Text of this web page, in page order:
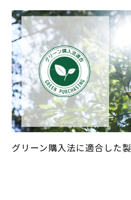
グリーン購入法に適合した製